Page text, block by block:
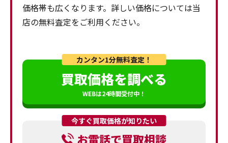
価格帯も広くなります。詳しい価格については当
店の無料査定をご利用ください。
カンタン1分無料査定！
買取価格を調べる
WEBは24時間受付中！
今すぐ買取価格が知りたい
お電話で買取相談